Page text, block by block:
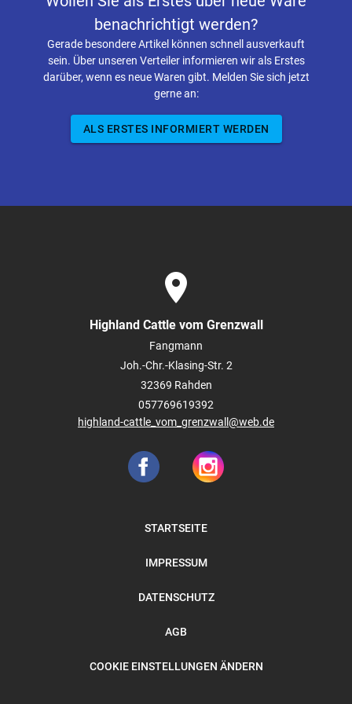
benachrichtigt werden?
Gerade besondere Artikel können schnell ausverkauft
sein. Über unseren Verteiler informieren wir als Erstes
darüber, wenn es neue Waren gibt. Melden Sie sich jetzt
gerne an:
ALS ERSTES INFORMIERT WERDEN
place
Highland Cattle vom Grenzwall
Fangmann
Joh.-Chr.-Klasing-Str. 2
32369 Rahden
057769619392
highland-cattle_vom_grenzwall@web.de
STARTSEITE
IMPRESSUM
DATENSCHUTZ
AGB
COOKIE EINSTELLUNGEN ÄNDERN